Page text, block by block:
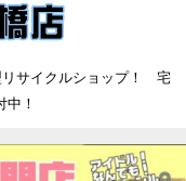
リサイクルショップ！ 宅
中！